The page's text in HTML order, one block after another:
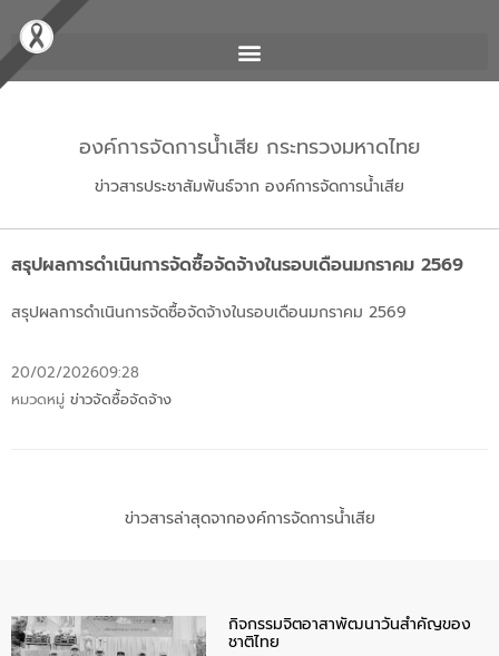
องค์การจัดการน้ำเสีย กระทรวงมหาดไทย
ข่าวสารประชาสัมพันธ์จาก องค์การจัดการน้ำเสีย
สรุปผลการดำเนินการจัดซื้อจัดจ้างในรอบเดือนมกราคม 2569
สรุปผลการดำเนินการจัดซื้อจัดจ้างในรอบเดือนมกราคม 2569
20/02/202609:28
หมวดหมู่ ข่าวจัดซื้อจัดจ้าง
ข่าวสารล่าสุดจากองค์การจัดการน้ำเสีย
กิจกรรมจิตอาสาพัฒนาวันสําคัญของ
ชาติไทย